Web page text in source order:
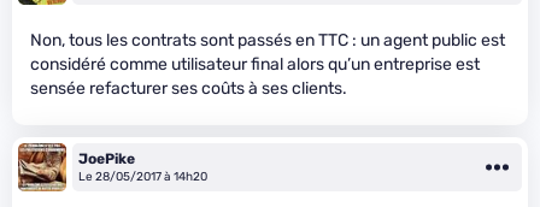
Non, tous les contrats sont passés en TTC : un agent public est
considéré comme utilisateur final alors qu’un entreprise est
sensée refacturer ses coûts à ses clients.
JoePike
Le 28/05/2017 à 14h20